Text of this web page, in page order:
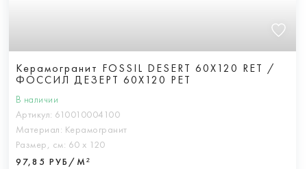
Керамогранит FOSSIL DESERT 60X120 RET /
ФОССИЛ ДЕЗЕРТ 60X120 РЕТ
В наличии
Артикул: 610010004100
Материал: Керамогранит
Размер, см: 60 х 120
97,85 РУБ/М²